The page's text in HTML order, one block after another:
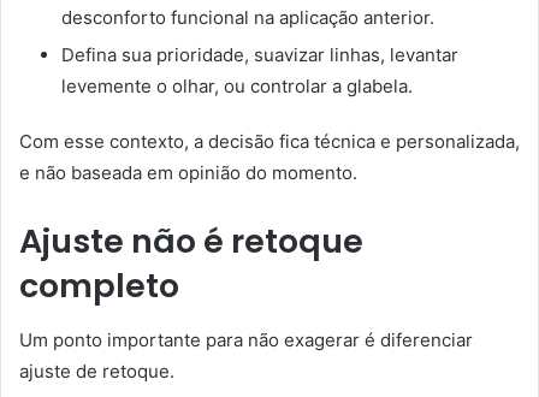
desconforto funcional na aplicação anterior.
Defina sua prioridade, suavizar linhas, levantar
levemente o olhar, ou controlar a glabela.
Com esse contexto, a decisão fica técnica e personalizada,
e não baseada em opinião do momento.
Ajuste não é retoque
completo
Um ponto importante para não exagerar é diferenciar
ajuste de retoque.